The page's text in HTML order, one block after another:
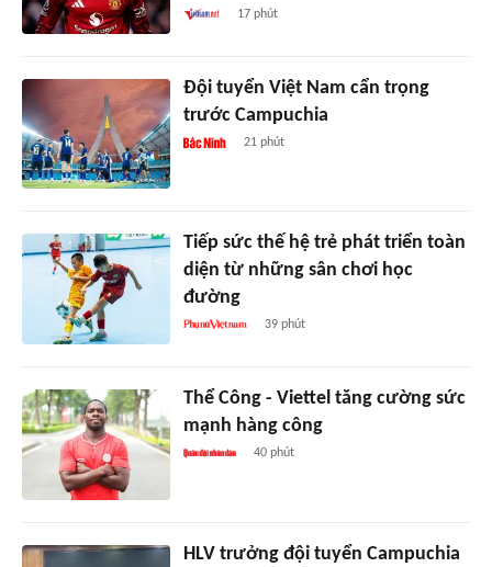
17 phút
Đội tuyển Việt Nam cẩn trọng
trước Campuchia
21 phút
Tiếp sức thế hệ trẻ phát triển toàn
diện từ những sân chơi học
đường
39 phút
Thể Công - Viettel tăng cường sức
mạnh hàng công
40 phút
HLV trưởng đội tuyển Campuchia